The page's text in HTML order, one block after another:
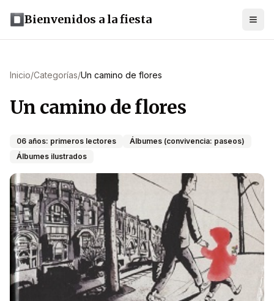
Bienvenidos a la fiesta
Inicio/Categorías/Un camino de flores
Un camino de flores
06 años: primeros lectores
Álbumes (convivencia: paseos)
Álbumes ilustrados